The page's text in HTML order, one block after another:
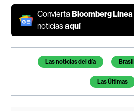
ConviertaBloomberg Línea
noticiasaquí
Temas de este artículo
Las noticias del día Brasil
Las Últimas